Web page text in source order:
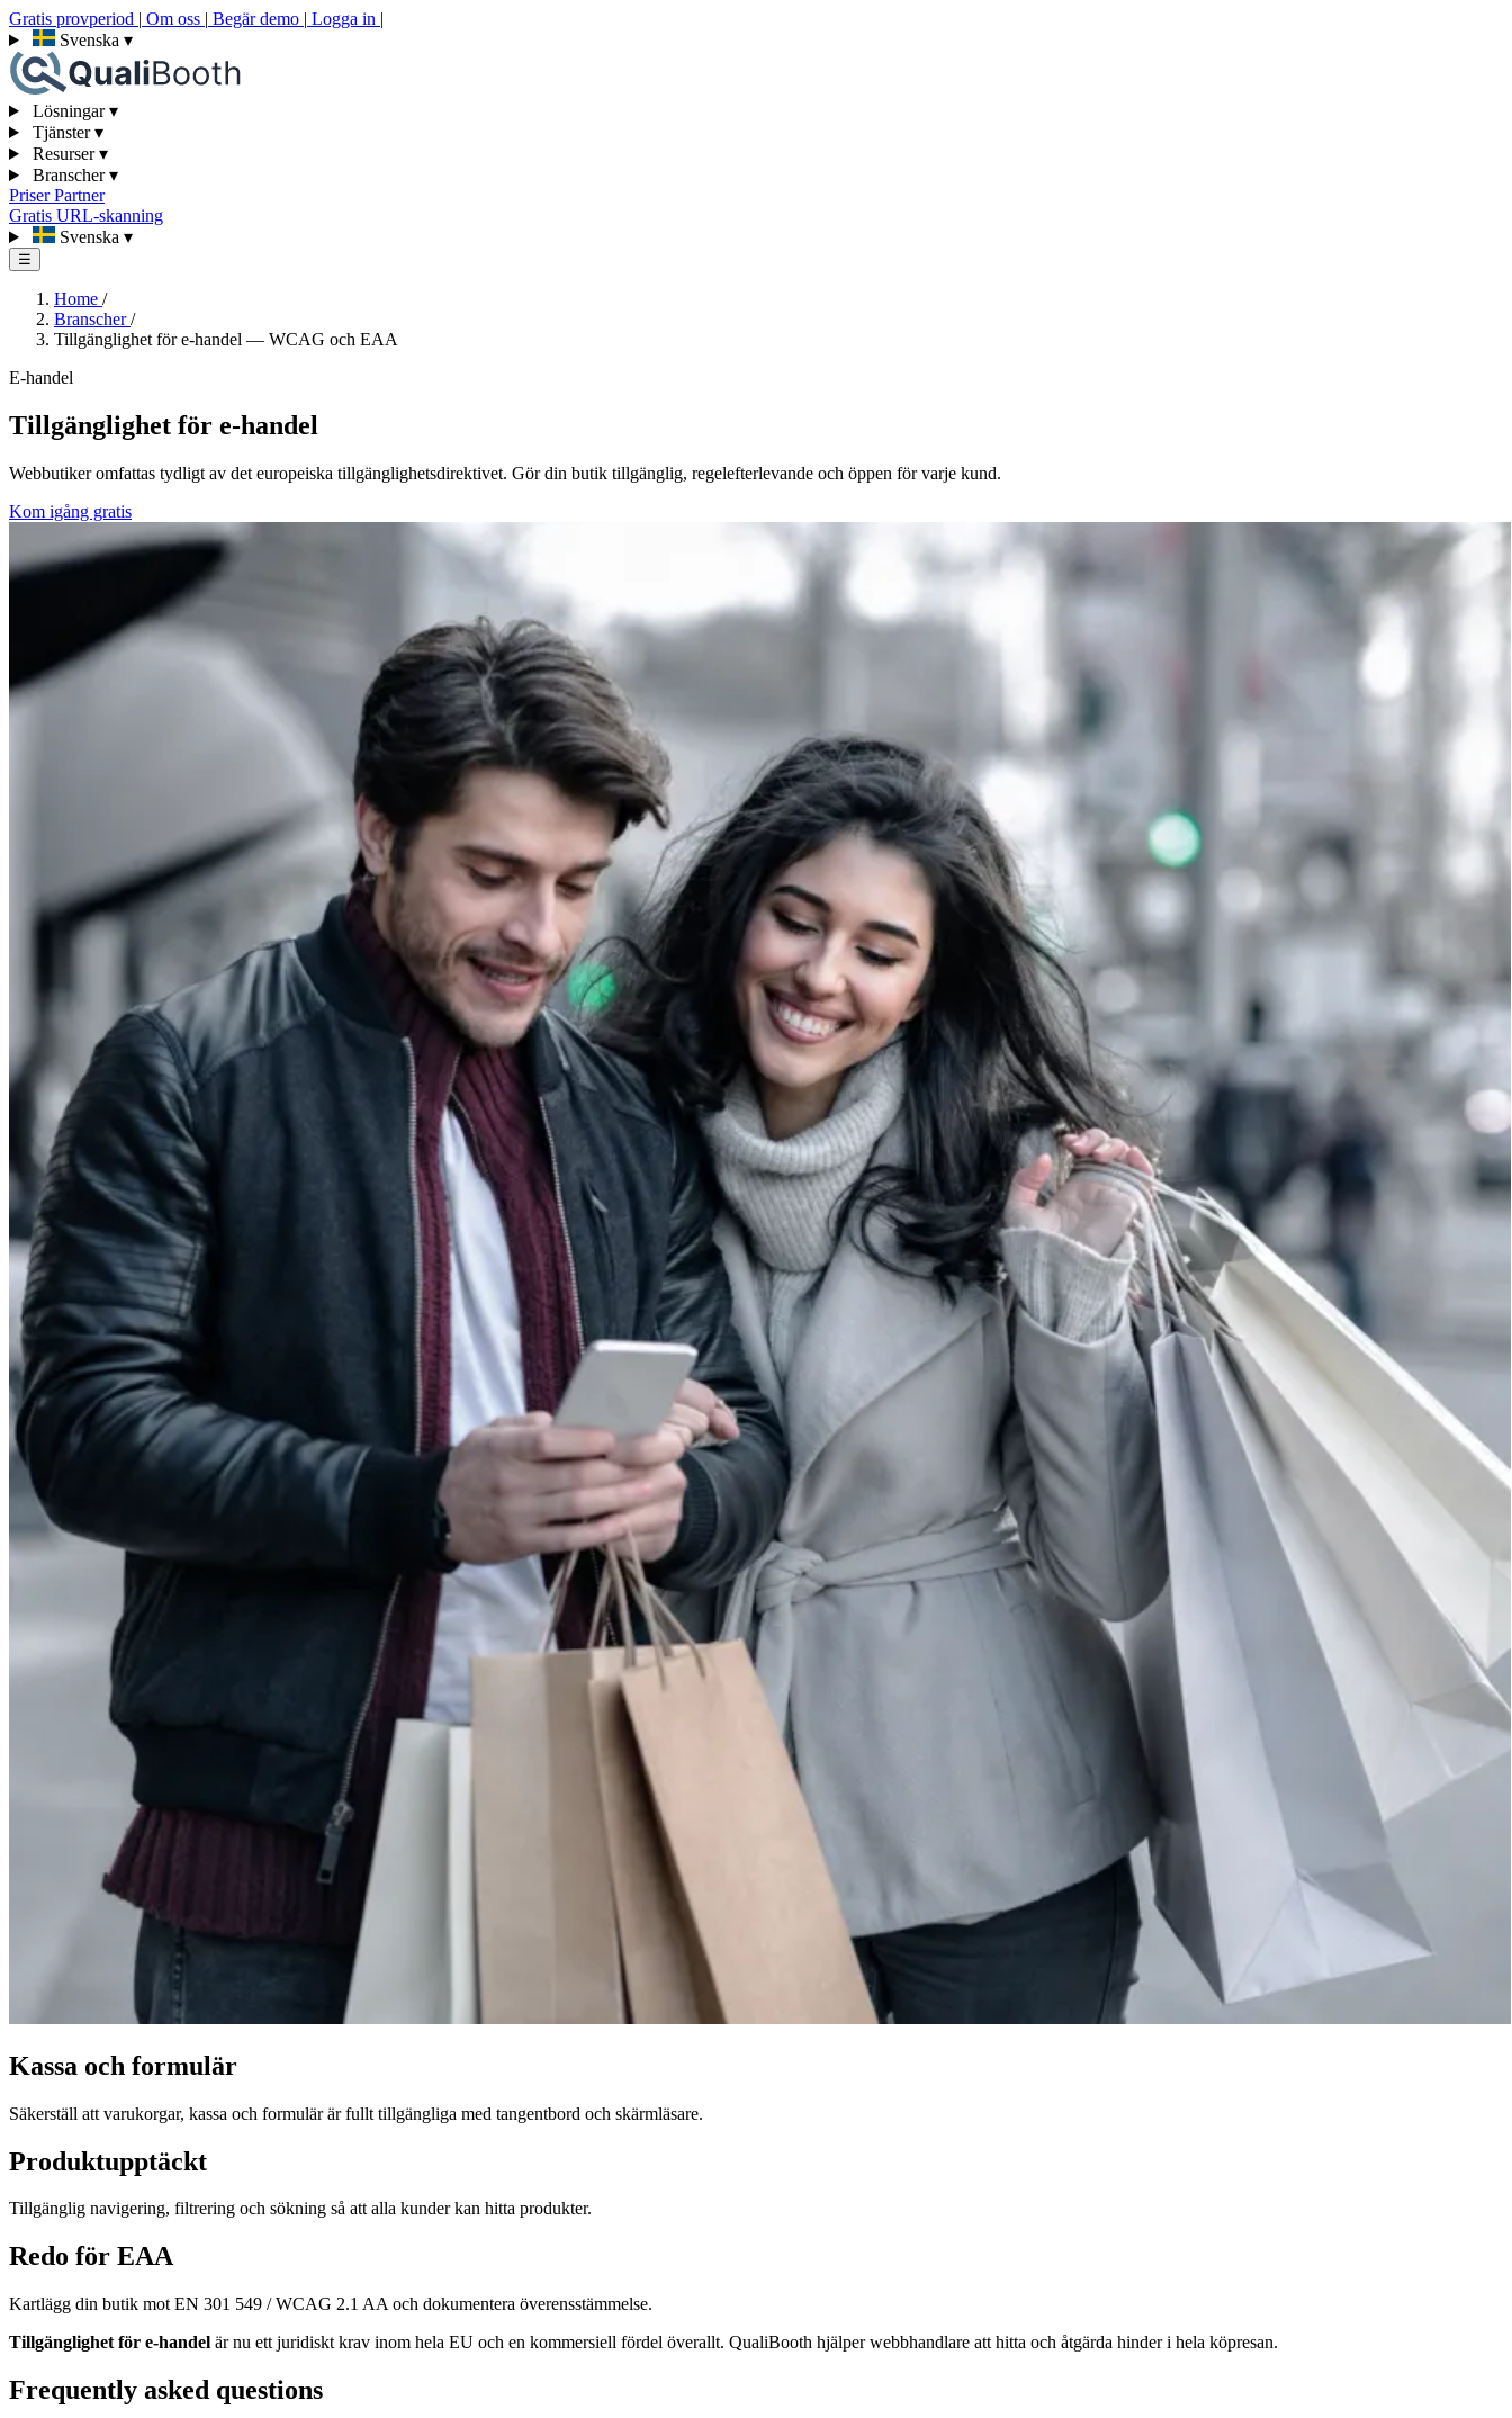
Gratis provperiod | Om oss | Begär demo | Logga in |
Svenska ▾
Lösningar▾
Tjänster▾
Resurser▾
Branscher▾
PriserPartner
Gratis URL-skanning
Svenska ▾
☰
Home /
Branscher/
Tillgänglighet för e-handel — WCAG och EAA
E-handel
Tillgänglighet för e-handel
Webbutiker omfattas tydligt av det europeiska tillgänglighetsdirektivet. Gör din butik tillgänglig, regelefterlevande och öppen för varje kund.
Kom igång gratis
Kassa och formulär
Säkerställ att varukorgar, kassa och formulär är fullt tillgängliga med tangentbord och skärmläsare.
Produktupptäckt
Tillgänglig navigering, filtrering och sökning så att alla kunder kan hitta produkter.
Redo för EAA
Kartlägg din butik mot EN 301 549 / WCAG 2.1 AA och dokumentera överensstämmelse.
Tillgänglighet för e-handel är nu ett juridiskt krav inom hela EU och en kommersiell fördel överallt. QualiBooth hjälper webbhandlare att hitta och åtgärda hinder i hela köpresan.
Frequently asked questions